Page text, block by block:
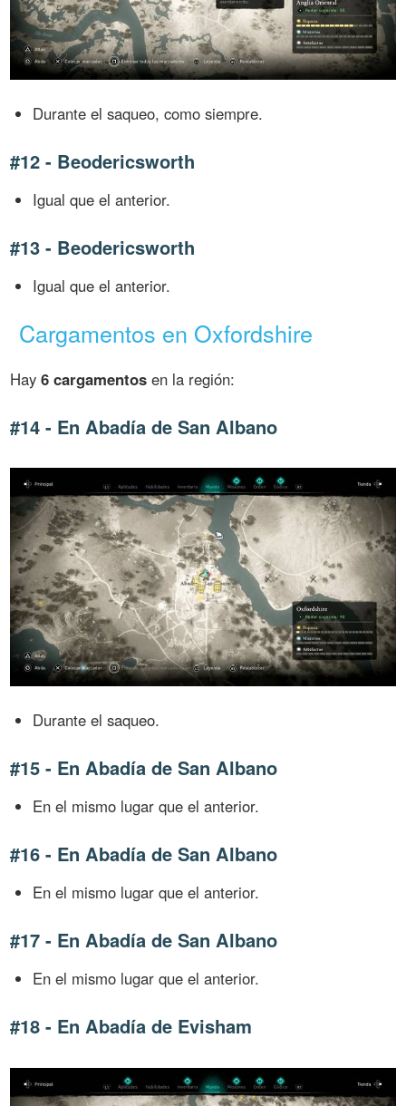
Durante el saqueo, como siempre.
#12 - Beodericsworth
Igual que el anterior.
#13 - Beodericsworth
Igual que el anterior.
Cargamentos en Oxfordshire
Hay6 cargamentos en la región:
#14 - En Abadía de San Albano
Durante el saqueo.
#15 - En Abadía de San Albano
En el mismo lugar que el anterior.
#16 - En Abadía de San Albano
En el mismo lugar que el anterior.
#17 - En Abadía de San Albano
En el mismo lugar que el anterior.
#18 - En Abadía de Evisham